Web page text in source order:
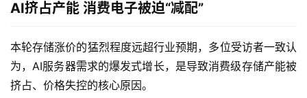
AI挤占产能 消费电子被迫“减配”
本轮存储涨价的猛烈程度远超行业预期，多位受访者一致认
为，AI服务器需求的爆发式增长，是导致消费级存储产能被
挤占、价格失控的核心原因。